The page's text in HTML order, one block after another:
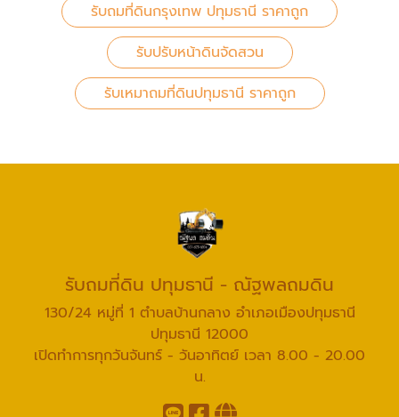
รับถมที่ดินกรุงเทพ ปทุมธานี ราคาถูก
รับปรับหน้าดินจัดสวน
รับเหมาถมที่ดินปทุมธานี ราคาถูก
รับถมที่ดิน ปทุมธานี - ณัฐพลถมดิน
130/24 หมู่ที่ 1 ตำบลบ้านกลาง อำเภอเมืองปทุมธานี
ปทุมธานี 12000
เปิดทำการทุกวันจันทร์ - วันอาทิตย์ เวลา 8.00 - 20.00
น.